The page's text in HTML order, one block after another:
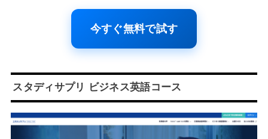
今すぐ無料で試す
スタディサプリ ビジネス英語コース